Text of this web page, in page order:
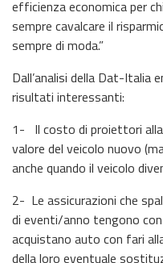
efficienza economica per
sempre cavalcare il
sempre di moda.”
Dall’analisi della Dat-Italia
risultati interessanti:
1- Il costo di proiettori
valore del veicolo nuovo
anche quando il veicolo
2- Le assicurazioni che
di eventi/anno tengono
acquistano auto con fari
della loro eventuale